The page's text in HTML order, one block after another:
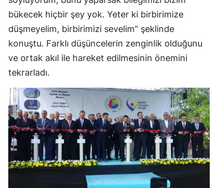
bükecek hiçbir şey yok. Yeter ki birbirimize
düşmeyelim, birbirimizi sevelim” şeklinde
konuştu. Farklı düşüncelerin zenginlik olduğunu
ve ortak akıl ile hareket edilmesinin önemini
tekrarladı.